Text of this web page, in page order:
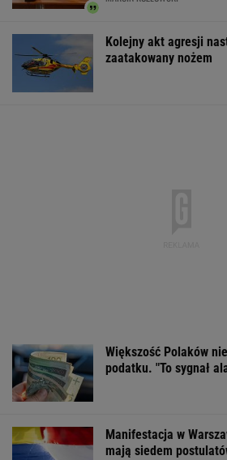
Kolejny akt agresji
zaatakowany nożem
Większość Polaków
podatku. "To sygnał
Manifestacja w
mają siedem